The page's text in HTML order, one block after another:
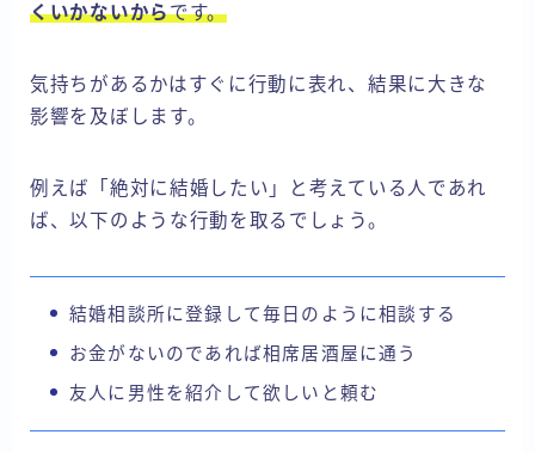
くいかないからです。
気持ちがあるかはすぐに行動に表れ、結果に大きな
影響を及ぼします。
例えば「絶対に結婚したい」と考えている人であれ
ば、以下のような行動を取るでしょう。
結婚相談所に登録して毎日のように相談する
お金がないのであれば相席居酒屋に通う
友人に男性を紹介して欲しいと頼む